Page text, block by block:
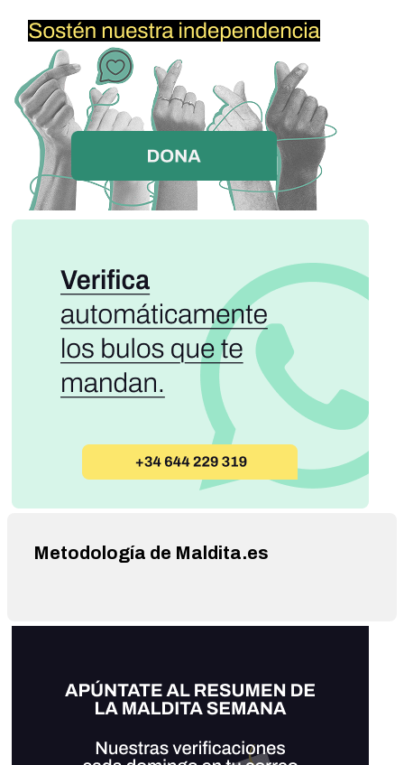
Metodología de Maldita.es